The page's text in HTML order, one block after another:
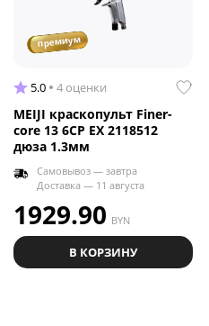
премиум
5.0 4 оценки
MEIJI краскопульт Finer-
core 13 6CP EX 2118512
дюза 1.3мм
Самовывоз — завтра
Доставка — 11 августа
1929.90 BYN
В КОРЗИНУ